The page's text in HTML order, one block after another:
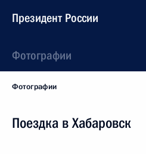
Президент России
Фотографии
Фотографии
Поездка в Хабаровск